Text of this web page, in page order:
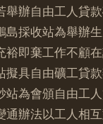
舉辦自由工人貸
採收站為舉辦
裕即棄工作不顧
具自由礦工貸
為會頒自由工
辦法以工人相